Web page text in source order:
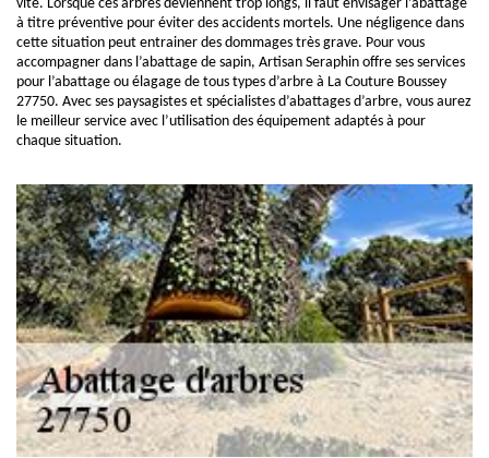
vite. Lorsque ces arbres deviennent trop longs, il faut envisager l’abattage
à titre préventive pour éviter des accidents mortels. Une négligence dans
cette situation peut entrainer des dommages très grave. Pour vous
accompagner dans l’abattage de sapin, Artisan Seraphin offre ses services
pour l’abattage ou élagage de tous types d’arbre à La Couture Boussey
27750. Avec ses paysagistes et spécialistes d’abattages d’arbre, vous aurez
le meilleur service avec l’utilisation des équipement adaptés à pour
chaque situation.